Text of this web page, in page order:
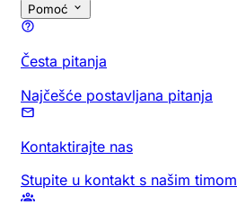
Pomoć
Česta pitanja
Najčešće postavljana pitanja
Kontaktirajte nas
Stupite u kontakt s našim timom